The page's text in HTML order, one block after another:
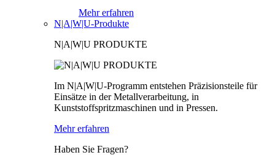
Mehr erfahren
N|A|W|U-Produkte
N|A|W|U PRODUKTE
Im N|A|W|U-Programm entstehen Präzisionsteile für
Einsätze in der Metallverarbeitung, in
Kunststoffspritzmaschinen und in Pressen.
Mehr erfahren
Haben Sie Fragen?